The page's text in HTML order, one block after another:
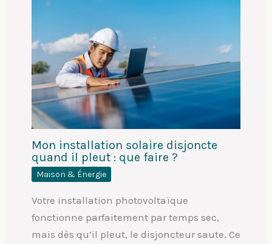
Mon installation solaire disjoncte
quand il pleut : que faire ?
Maison & Énergie
Votre installation photovoltaïque
fonctionne parfaitement par temps sec,
mais dès qu’il pleut, le disjoncteur saute. Ce